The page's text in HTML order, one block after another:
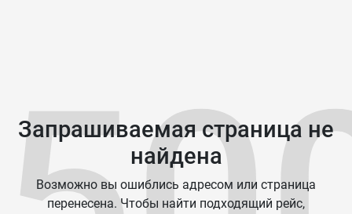
Запрашиваемая страница не
найдена
Возможно вы ошиблись адресом или страница
перенесена. Чтобы найти подходящий рейс,